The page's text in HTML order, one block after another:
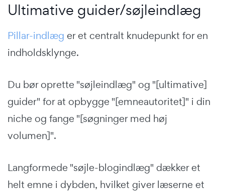
Ultimative guider/søjleindlæg
Pillar-indlæg er et centralt knudepunkt for en
indholdsklynge.
Du bør oprette "søjleindlæg" og "[ultimative]
guider" for at opbygge "[emneautoritet]" i din
niche og fange "[søgninger med høj
volumen]".
Langformede "søjle-blogindlæg" dækker et
helt emne i dybden, hvilket giver læserne et